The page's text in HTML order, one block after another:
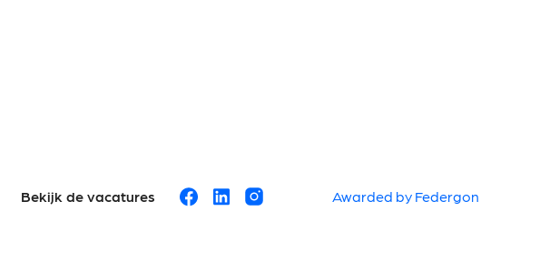
Bekijk de vacatures Awarded by Federgon